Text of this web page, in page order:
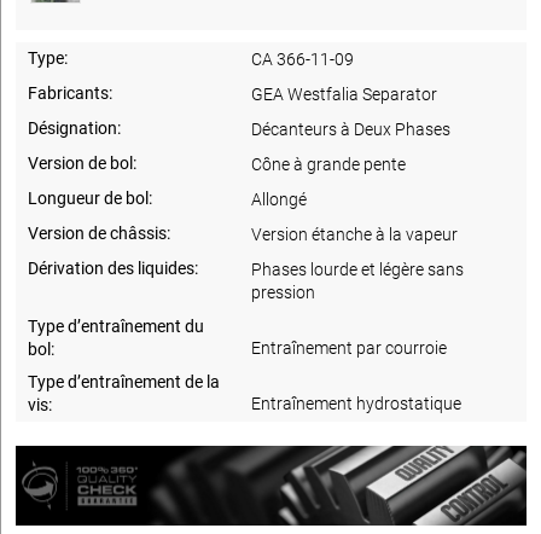
Type:
CA 366-11-09
Fabricants:
GEA Westfalia Separator
Désignation:
Décanteurs à Deux Phases
Version de bol:
Cône à grande pente
Longueur de bol:
Allongé
Version de châssis:
Version étanche à la vapeur
Dérivation des liquides:
Phases lourde et légère sans
pression
Type d’entraînement du
bol:
Entraînement par courroie
Type d’entraînement de la
vis:
Entraînement hydrostatique